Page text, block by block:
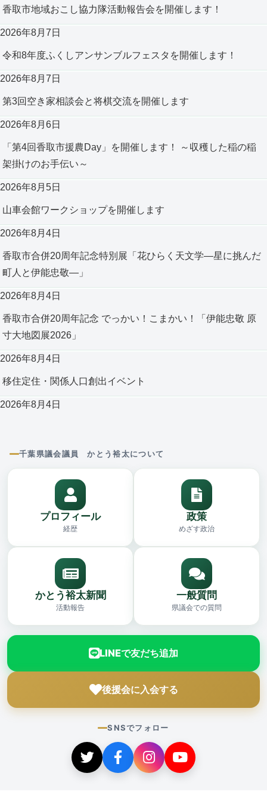
香取市地域おこし協力隊活動報告会を開催します！
2026年8月7日
令和8年度ふくしアンサンブルフェスタを開催します！
2026年8月7日
第3回空き家相談会と将棋交流を開催します
2026年8月6日
「第4回香取市援農Day」を開催します！ ～収穫した稲の稲
架掛けのお手伝い～
2026年8月5日
山車会館ワークショップを開催します
2026年8月4日
香取市合併20周年記念特別展「花ひらく天文学―星に挑んだ
町人と伊能忠敬―」
2026年8月4日
香取市合併20周年記念 でっかい！こまかい！「伊能忠敬 原
寸大地図展2026」
2026年8月4日
移住定住・関係人口創出イベント
2026年8月4日
千葉県議会議員 かとう裕太について
プロフィール
経歴
政策
めざす政治
かとう裕太新聞
活動報告
一般質問
県議会での質問
LINEで友だち追加
後援会に入会する
SNSでフォロー